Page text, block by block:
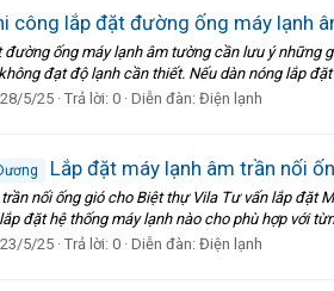
công lắp đặt đường ống máy lạnh
ống máy lạnh âm tường cần lưu ý những
đạt độ lạnh cần thiết. Nếu dàn nóng lắp
28/5/25 Trả lời: 0 Diễn đàn: Điện lạnh
Lắp đặt máy lạnh âm trần nối
nối ống gió cho Biệt thự Vila Tư vấn lắp đặt
đặt hệ thống máy lạnh nào cho phù hợp với
23/5/25 Trả lời: 0 Diễn đàn: Điện lạnh